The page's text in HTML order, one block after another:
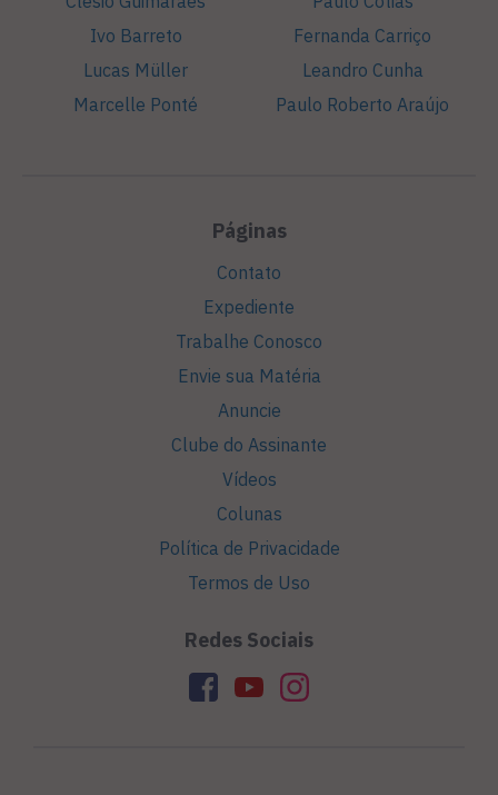
Ivo Barreto
Lucas Müller
Marcelle Ponté
Fernanda Carriço
Leandro Cunha
Paulo Roberto Araújo
Páginas
Contato
Expediente
Trabalhe Conosco
Envie sua Matéria
Anuncie
Clube do Assinante
Vídeos
Colunas
Política de Privacidade
Termos de Uso
Redes Sociais